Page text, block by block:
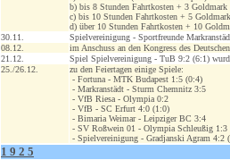
b) bis 8 Stunden Fahrtkosten + 3 Goldmark
c) bis 10 Stunden Fahrtkosten + 5 Goldmark
d) über 10 Stunden Fahrtkosten + 10
30.11.
Spielvereinigung - Sportfreunde
08.12.
im Anschuss an den Kongress des
21.12.
Spiel Spielvereinigung - TuB 9:2 (6:1)
25./26.12.
zu den Feiertagen einige Spiele:
- Fortuna - MTK Budapest 1:5 (0:4)
- Markranstädt - Sturm Chemnitz 3:5
- VfB Riesa - Olympia 0:2
- VfB - SC Erfurt 4:0 (1:0)
- Bimaria Weimar - Leipziger BC 3:4
- SV Roßwein 01 - Olympia Schleußig 1:3
- Spielvereinigung - Gradjanski Agram 4:2
1 9 2 5